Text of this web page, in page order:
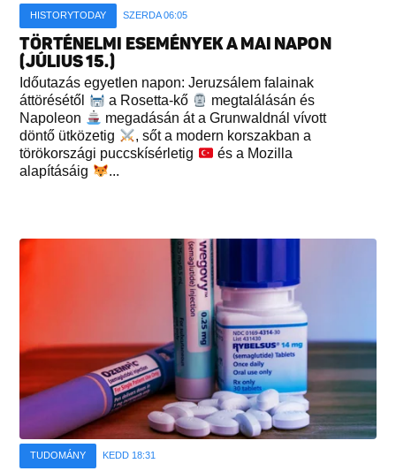
HISTORYTODAY SZERDA 06:05
TÖRTÉNELMI ESEMÉNYEK A MAI NAPON
(JÚLIUS 15.)
Időutazás egyetlen napon: Jeruzsálem falainak
áttörésétől
a Rosetta-kő
megtalálásán és
Napoleon
megadásán át a Grunwaldnál vívott
döntő ütközetig
, sőt a modern korszakban a
törökországi puccskísérletig
és a Mozilla
alapításáig
...
TUDOMÁNY KEDD 18:31